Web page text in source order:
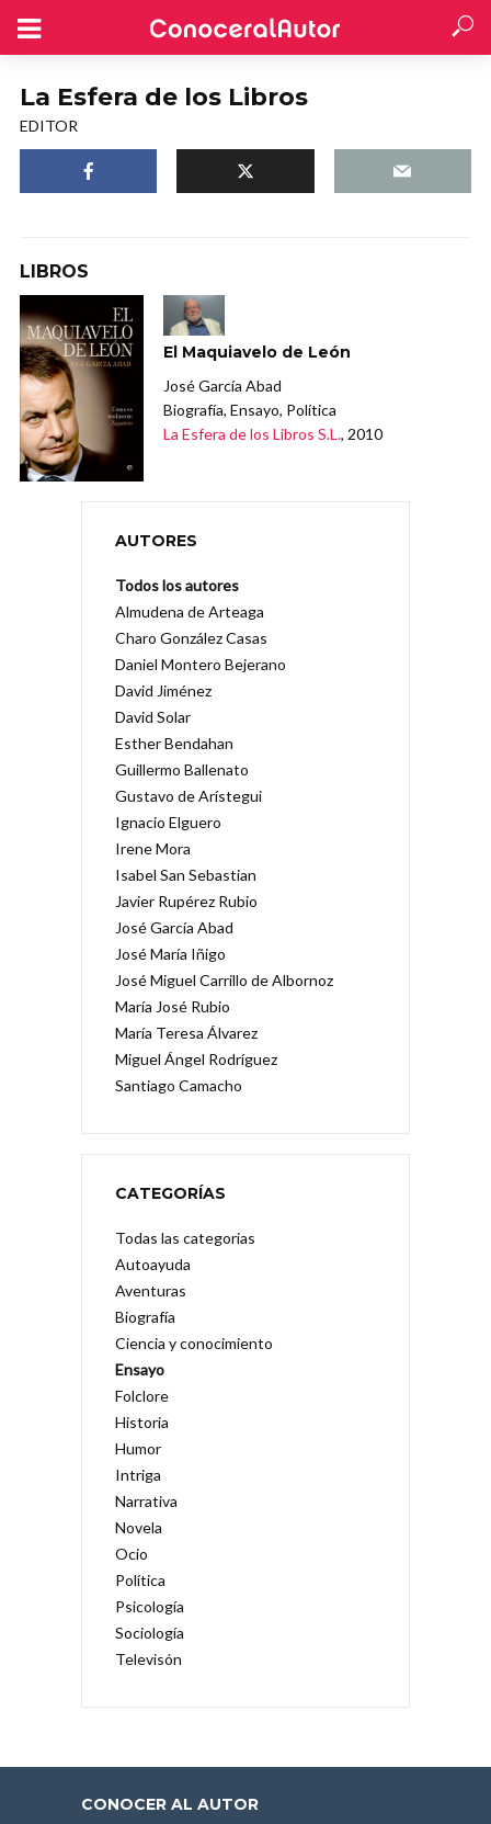
La Esfera de los Libros
EDITOR
LIBROS
El Maquiavelo de León
José García Abad
Biografía, Ensayo, Política
La Esfera de los Libros S.L., 2010
AUTORES
Todos los autores
Almudena de Arteaga
Charo González Casas
Daniel Montero Bejerano
David Jiménez
David Solar
Esther Bendahan
Guillermo Ballenato
Gustavo de Arístegui
Ignacio Elguero
Irene Mora
Isabel San Sebastian
Javier Rupérez Rubio
José García Abad
José María Iñigo
José Miguel Carrillo de Albornoz
María José Rubio
María Teresa Álvarez
Miguel Ángel Rodríguez
Santiago Camacho
CATEGORÍAS
Todas las categorias
Autoayuda
Aventuras
Biografía
Ciencia y conocimiento
Ensayo
Folclore
Historia
Humor
Intriga
Narrativa
Novela
Ocio
Política
Psicología
Sociología
Televisón
CONOCER AL AUTOR